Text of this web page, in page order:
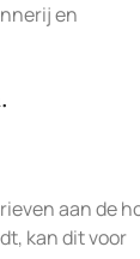
en
aan de
kan dit voor